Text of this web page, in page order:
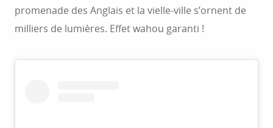
promenade des Anglais et la vielle-ville s’ornent de
milliers de lumières. Effet wahou garanti !